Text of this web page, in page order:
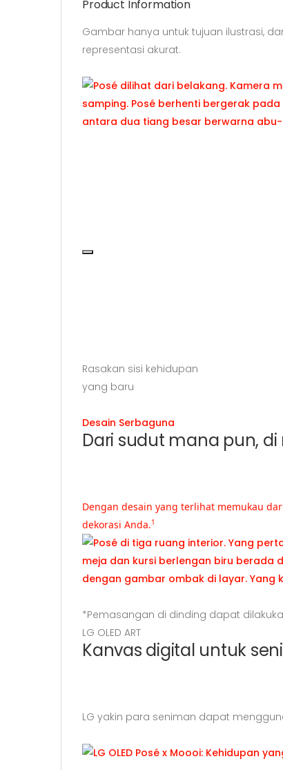
Product Information
Gambar hanya untuk tujuan ilustrasi,
representasi akurat.
Rasakan sisi kehidupan
yang baru
Desain Serbaguna
Dari sudut mana pun,
Dengan desain yang terlihat memukau
dekorasi Anda.1
*Pemasangan di dinding dapat
LG OLED ART
Kanvas digital untuk
LG yakin para seniman dapat